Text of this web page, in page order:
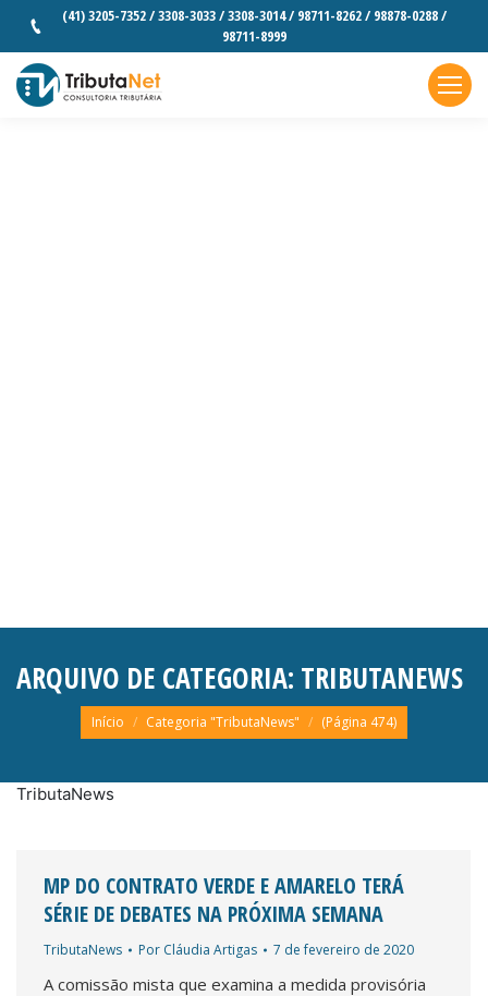
(41) 3205-7352 / 3308-3033 / 3308-3014 / 98711-8262 / 98878-0288 /
98711-8999
ARQUIVO DE CATEGORIA: TRIBUTANEWS
Você está aqui:
Início Categoria "TributaNews" (Página 474)
TributaNews
MP DO CONTRATO VERDE E AMARELO TERÁ
SÉRIE DE DEBATES NA PRÓXIMA SEMANA
TributaNews Por Cláudia Artigas 7 de fevereiro de 2020
A comissão mista que examina a medida provisória